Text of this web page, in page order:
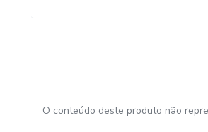
O conteúdo deste produto não